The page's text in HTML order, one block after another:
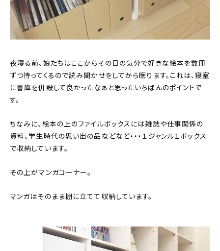
夜寝る前、娘たちはここからその日の気分で好きな絵本を数冊
ずつ持ってくるので読み聞かせをしてから眠ります。これは、寝室
に書庫を併設して良かったなぁと思ったいちばんのポイントで
す。
ちなみに、絵本の上のファイルボックスには雑誌や仕事関係の
資料、学生時代の思い出の品などなど・・・１ジャンル１ボックス
で収納しています。
その上がマンガコーナー。
マンガはそのまま棚に立てて収納しています。